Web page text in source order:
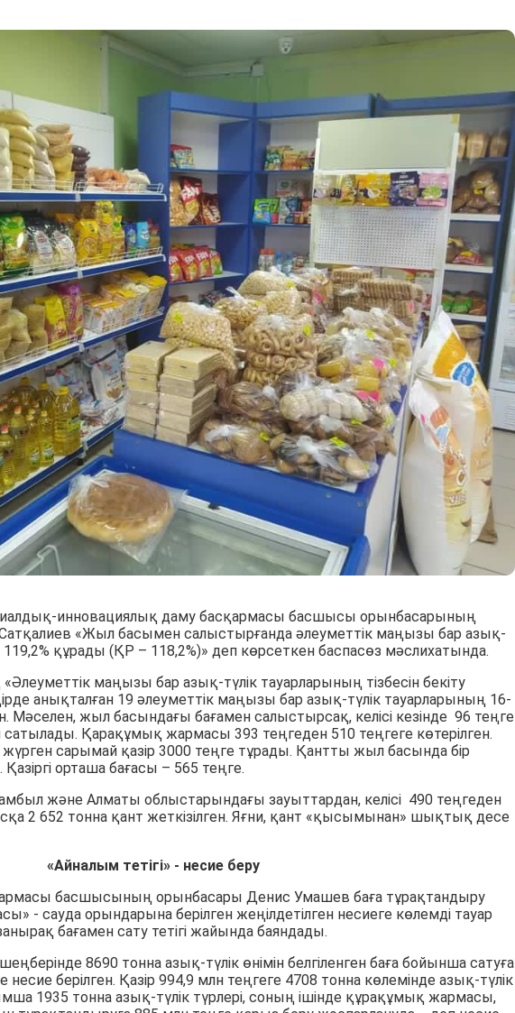
инновациялық даму басқармасы басшысы орынбасарының
«Жыл басымен салыстырғанда әлеуметтік маңызы бар азық-
119,2% құрады (ҚР – 118,2%)» деп көрсеткен баспасөз мәслихатында.
маңызы бар азық-түлік тауарларының тізбесін бекіту
анықталған 19 әлеуметтік маңызы бар азық-түлік тауарларының 16-
Мәселен, жыл басындағы бағамен салыстырсақ, келісі кезінде 96 теңге
сатылады. Қарақұмық жармасы 393 теңгеден 510 теңгеге көтерілген.
жүрген сарымай қазір 3000 теңге тұрады. Қантты жыл басында бір
Қазіргі орташа бағасы – 565 теңге.
және Алматы облыстарындағы зауыттардан, келісі 490 теңгеден
2 652 тонна қант жеткізілген. Яғни, қант «қысымынан» шықтық десе
«Айналым тетігі» - несие беру
басшысының орынбасары Денис Умашев баға тұрақтандыру
- сауда орындарына берілген жеңілдетілген несиеге көлемді тауар
бағамен сату тетігі жайында баяндады.
8690 тонна азық-түлік өнімін белгіленген баға бойынша сатуға
несие берілген. Қазір 994,9 млн теңгеге 4708 тонна көлемінде азық-түлік
1935 тонна азық-түлік түрлері, соның ішінде құрақұмық жармасы,